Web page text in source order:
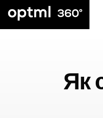
Як